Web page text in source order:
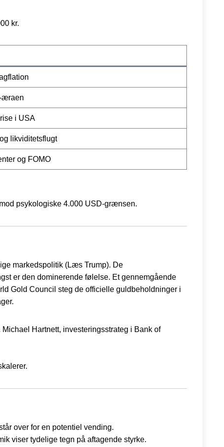
kr.
æraen
i USA
likviditetsflugt
og FOMO
psykologiske 4.000 USD-grænsen.
markedspolitik (Læs Trump). De
er den dominerende følelse. Et gennemgående
Gold Council steg de officielle guldbeholdninger i
Hartnett, investeringsstrateg i Bank of
over for en potentiel vending.
viser tydelige tegn på aftagende styrke.